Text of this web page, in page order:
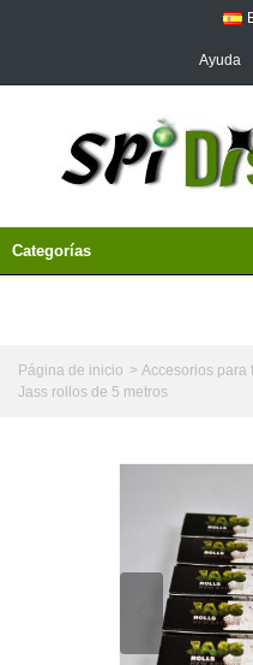
Ayuda
Categorías
Página de inicio > Accesorios para
Jass rollos de 5 metros